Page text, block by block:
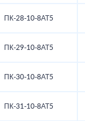
ПК-28-10-8АТ5
ПК-29-10-8АТ5
ПК-30-10-8АТ5
ПК-31-10-8АТ5